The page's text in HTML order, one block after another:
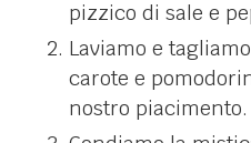
pizzico di sale e
Laviamo e
carote e
nostro piacimento.